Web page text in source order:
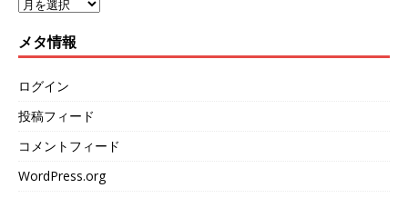
メタ情報
ログイン
投稿フィード
コメントフィード
WordPress.org